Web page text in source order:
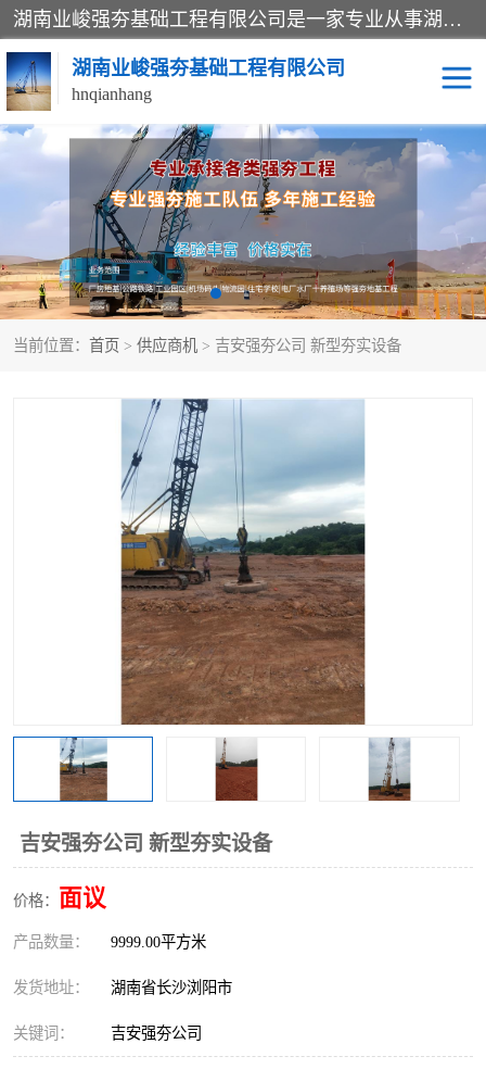
湖南业峻强夯基础工程有限公司是一家专业从事湖南强夯基础工程、强夯机租赁，地基处理的施工单位。业务覆盖：湖南、广东，江西等地。可承接1000KN.m-25000KN.m强夯（置换）工程。公司创始人是国内较早期从事强夯施工的建设者，经过多年的一步一个脚印的发展，在行业内具有较高的度和良好的口碑。
湖南业峻强夯基础工程有限公司
hnqianhang
当前位置： 首页 > 供应商机 > 吉安强夯公司 新型夯实设备
吉安强夯公司 新型夯实设备
价格： 面议
产品数量： 9999.00平方米
发货地址： 湖南省长沙浏阳市
关键词： 吉安强夯公司
强夯施工案例 强夯机租赁
强夯施工工程 强夯施工队伍
强夯队伍